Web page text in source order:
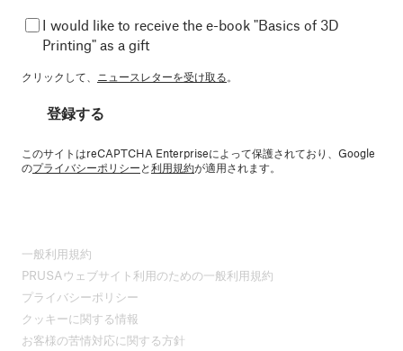
I would like to receive the e-book "Basics of 3D
Printing" as a gift
クリックして、 ニュースレターを受け取る。
登録する
このサイトはreCAPTCHA Enterpriseによって保護されており、Google
のプライバシーポリシーと利用規約が適用されます。
一般利用規約
PRUSAウェブサイト利用のための一般利用規約
プライバシーポリシー
クッキーに関する情報
お客様の苦情対応に関する方針